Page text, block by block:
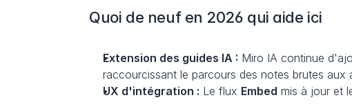
Quoi de neuf en 2026 qui aide ici
Extension des guides IA : Miro IA continue
raccourcissant le parcours des notes brutes aux
UX d'intégration : Le flux Embed mis à jour et